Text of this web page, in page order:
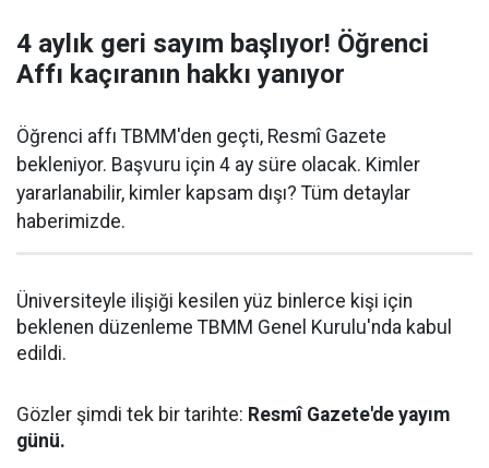
4 aylık geri sayım başlıyor! Öğrenci
Affı kaçıranın hakkı yanıyor
Öğrenci affı TBMM'den geçti, Resmî Gazete
bekleniyor. Başvuru için 4 ay süre olacak. Kimler
yararlanabilir, kimler kapsam dışı? Tüm detaylar
haberimizde.
Üniversiteyle ilişiği kesilen yüz binlerce kişi için
beklenen düzenleme TBMM Genel Kurulu'nda kabul
edildi.
Gözler şimdi tek bir tarihte: Resmî Gazete'de yayım
günü.